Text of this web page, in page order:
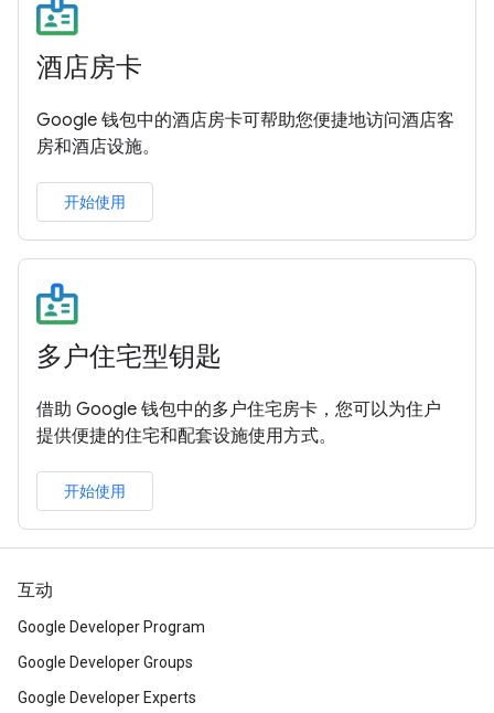
酒店房卡
Google 钱包中的酒店房卡可帮助您便捷地访问酒店客
房和酒店设施。
开始使用
多户住宅型钥匙
借助 Google 钱包中的多户住宅房卡，您可以为住户
提供便捷的住宅和配套设施使用方式。
开始使用
互动
Google Developer Program
Google Developer Groups
Google Developer Experts